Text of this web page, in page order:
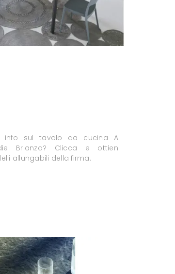
info sul tavolo da cucina Al
Brianza? Clicca e ottieni
allungabili della firma.